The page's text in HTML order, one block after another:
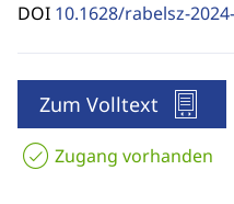
DOI 10.1628/rabelsz-
Zum Volltext
Zugang vorhanden